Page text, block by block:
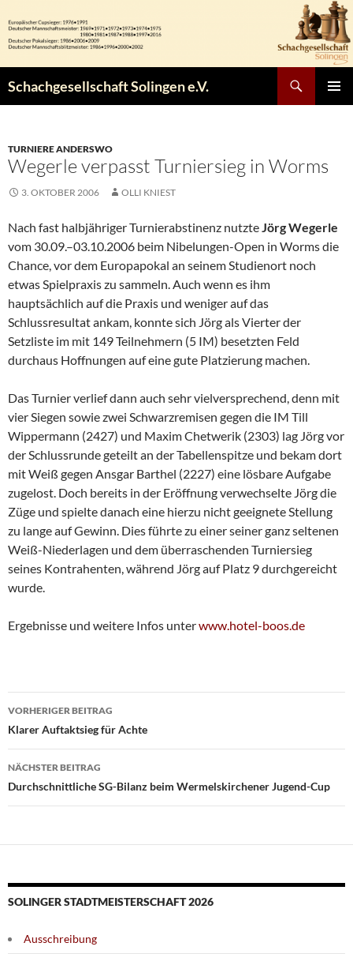
Inhalt
springen
Schachgesellschaft Solingen e.V.
TURNIERE ANDERSWO
Wegerle verpasst Turniersieg in Worms
3. OKTOBER 2006 OLLI KNIEST
Nach fast halbjähriger Turnierabstinenz nutzteJörg Wegerle
vom 30.09.–03.10.2006 beim Nibelungen-Open in Worms die
Chance, vor dem Europapokal an seinem Studienort noch
etwas Spielpraxis zu sammeln. Auch wenn es ihm
hauptsächlich auf die Praxis und weniger auf das
Schlussresultat ankam, konnte sich Jörg als Vierter der
Setzliste im mit 149 Teilnehmern (5 IM) besetzten Feld
durchaus Hoffnungen auf eine gute Platzierung machen.
Das Turnier verlief dann auch sehr vielversprechend, denn mit
vier Siegen sowie zwei Schwarzremisen gegen die IM Till
Wippermann (2427) und Maxim Chetwerik (2303) lag Jörg vor
der Schlussrunde geteilt an der Tabellenspitze und bekam dort
mit Weiß gegen Ansgar Barthel (2227) eine lösbare Aufgabe
zugelost. Doch bereits in der Eröffnung verwechselte Jörg die
Züge und spielte danach eine hierzu nicht geeignete Stellung
zu lange auf Gewinn. Dies führte zu einer seiner ganz seltenen
Weiß-Niederlagen und dem überraschenden Turniersieg
seines Kontrahenten, während Jörg auf Platz 9 durchgereicht
wurde.
Ergebnisse und weitere Infos unterwww.hotel-boos.de
Beitragsnavigation
VORHERIGER BEITRAG
Klarer Auftaktsieg für Achte
NÄCHSTER BEITRAG
Durchschnittliche SG-Bilanz beim Wermelskirchener Jugend-Cup
SOLINGER STADTMEISTERSCHAFT 2026
Ausschreibung